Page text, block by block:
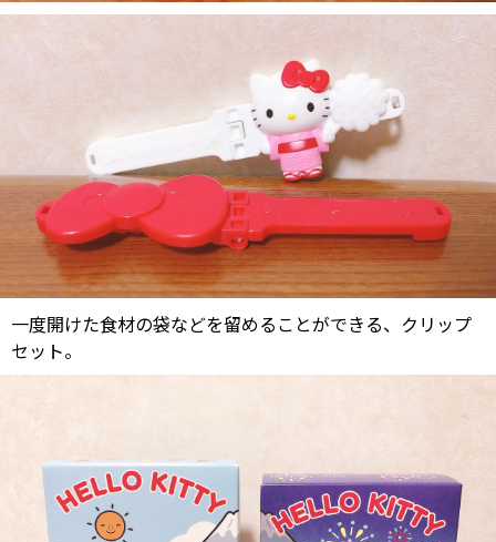
一度開けた食材の袋などを留めることができる、クリップ
セット。